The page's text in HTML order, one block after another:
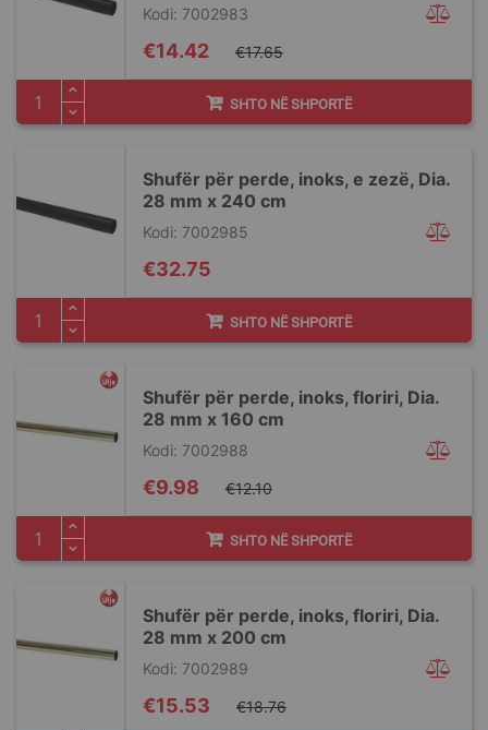
Kodi: 7002983
Special
Price
€14.42 €17.65
SHTO NË SHPORTË
Shufër për perde, inoks, e zezë, Dia.
28 mm x 240 cm
Kodi: 7002985
€32.75
SHTO NË SHPORTË
Shufër për perde, inoks, floriri, Dia.
28 mm x 160 cm
Kodi: 7002988
Special
Price
€9.98 €12.10
SHTO NË SHPORTË
Shufër për perde, inoks, floriri, Dia.
28 mm x 200 cm
Kodi: 7002989
Special
Price
€15.53 €18.76